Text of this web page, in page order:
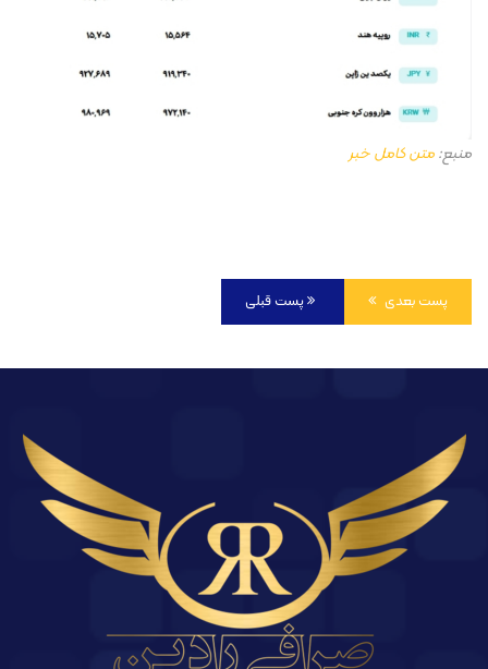
منبع:متن کامل خبر
پست قبلی پست بعدی